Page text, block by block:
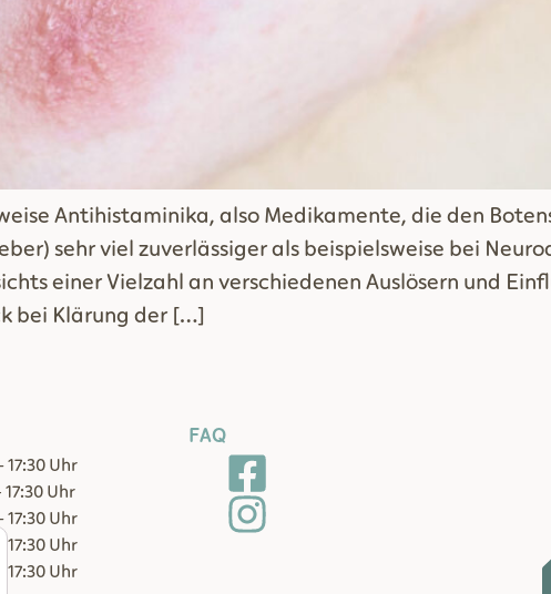
Antihistaminika, also Medikamente, die den
sehr viel zuverlässiger als beispielsweise bei
einer Vielzahl an verschiedenen Auslösern und
bei Klärung der […]
17:30 Uhr
Uhr
17:30 Uhr
17:30 Uhr
17:30 Uhr
FAQ
Cookie-Banner schließen